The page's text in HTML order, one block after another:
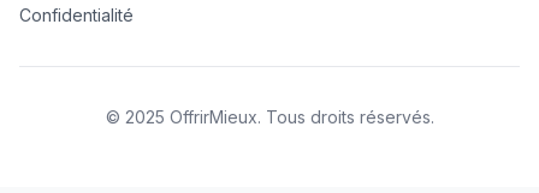
Confidentialité
© 2025 OffrirMieux. Tous droits réservés.